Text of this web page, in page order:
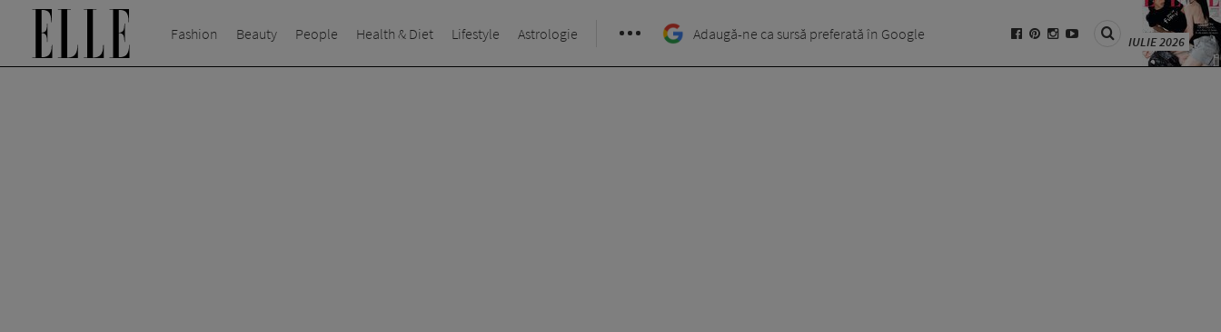
Fashion Beauty People Health & Diet Lifestyle Astrologie Adaugă-ne ca sursă preferată în Google IULIE 2026